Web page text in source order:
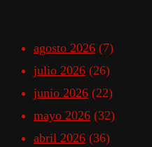
agosto 2026 (7)
julio 2026 (26)
junio 2026 (22)
mayo 2026 (32)
abril 2026 (36)